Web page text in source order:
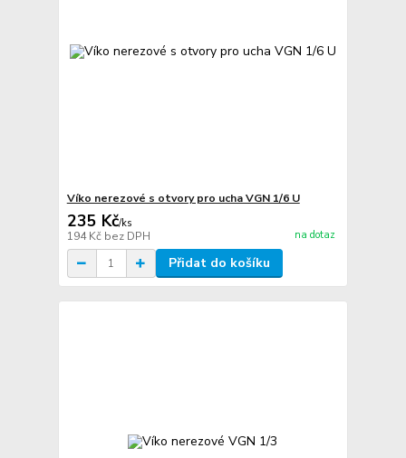
Víko nerezové s otvory pro ucha VGN 1/6 U
235 Kč/ks
194 Kč bez DPH na dotaz
Přidat do košíku